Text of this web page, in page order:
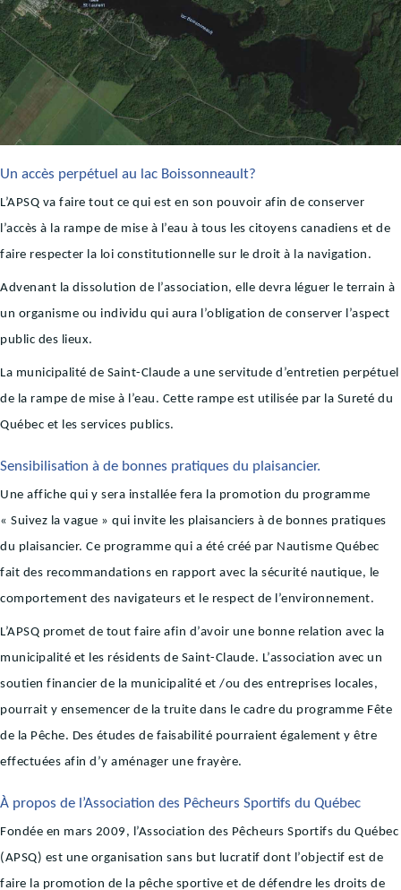
Un accès perpétuel au lac Boissonneault?
L’APSQ va faire tout ce qui est en son pouvoir afin de conserver
l’accès à la rampe de mise à l’eau à tous les citoyens canadiens et de
faire respecter la loi constitutionnelle sur le droit à la navigation.
Advenant la dissolution de l’association, elle devra léguer le terrain à
un organisme ou individu qui aura l’obligation de conserver l’aspect
public des lieux.
La municipalité de Saint-Claude a une servitude d’entretien perpétuel
de la rampe de mise à l’eau. Cette rampe est utilisée par la Sureté du
Québec et les services publics.
Sensibilisation à de bonnes pratiques du plaisancier.
Une affiche qui y sera installée fera la promotion du programme
« Suivez la vague » qui invite les plaisanciers à de bonnes pratiques
du plaisancier. Ce programme qui a été créé par Nautisme Québec
fait des recommandations en rapport avec la sécurité nautique, le
comportement des navigateurs et le respect de l’environnement.
L’APSQ promet de tout faire afin d’avoir une bonne relation avec la
municipalité et les résidents de Saint-Claude. L’association avec un
soutien financier de la municipalité et /ou des entreprises locales,
pourrait y ensemencer de la truite dans le cadre du programme Fête
de la Pêche. Des études de faisabilité pourraient également y être
effectuées afin d’y aménager une frayère.
À propos de l’Association des Pêcheurs Sportifs du Québec
Fondée en mars 2009, l’Association des Pêcheurs Sportifs du Québec
(APSQ) est une organisation sans but lucratif dont l’objectif est de
faire la promotion de la pêche sportive et de défendre les droits de